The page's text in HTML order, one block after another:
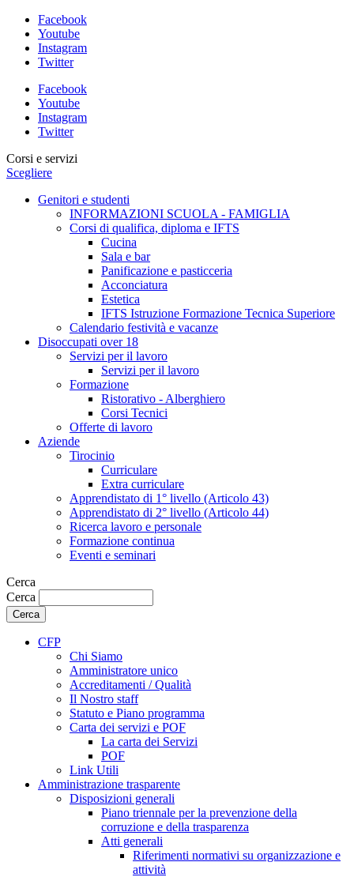
Facebook
Youtube
Instagram
Twitter
Facebook
Youtube
Instagram
Twitter
Corsi e servizi
Scegliere
Genitori e studenti
INFORMAZIONI SCUOLA - FAMIGLIA
Corsi di qualifica, diploma e IFTS
Cucina
Sala e bar
Panificazione e pasticceria
Acconciatura
Estetica
IFTS Istruzione Formazione Tecnica Superiore
Calendario festività e vacanze
Disoccupati over 18
Servizi per il lavoro
Servizi per il lavoro
Formazione
Ristorativo - Alberghiero
Corsi Tecnici
Offerte di lavoro
Aziende
Tirocinio
Curriculare
Extra curriculare
Apprendistato di 1° livello (Articolo 43)
Apprendistato di 2° livello (Articolo 44)
Ricerca lavoro e personale
Formazione continua
Eventi e seminari
Cerca
Cerca
CFP
Chi Siamo
Amministratore unico
Accreditamenti / Qualità
Il Nostro staff
Statuto e Piano programma
Carta dei servizi e POF
La carta dei Servizi
POF
Link Utili
Amministrazione trasparente
Disposizioni generali
Piano triennale per la prevenzione della
corruzione e della trasparenza
Atti generali
Riferimenti normativi su organizzazione e
attività